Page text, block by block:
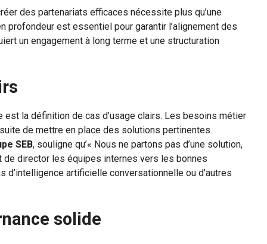
des partenariats efficaces nécessite plus qu’une
profondeur est essentiel pour garantir l’alignement des
un engagement à long terme et une structuration
la définition de cas d’usage clairs. Les besoins métier
de mettre en place des solutions pertinentes.
SEB, souligne qu’« Nous ne partons pas d’une solution,
de director les équipes internes vers les bonnes
artificielle conversationnelle ou d’autres
solide